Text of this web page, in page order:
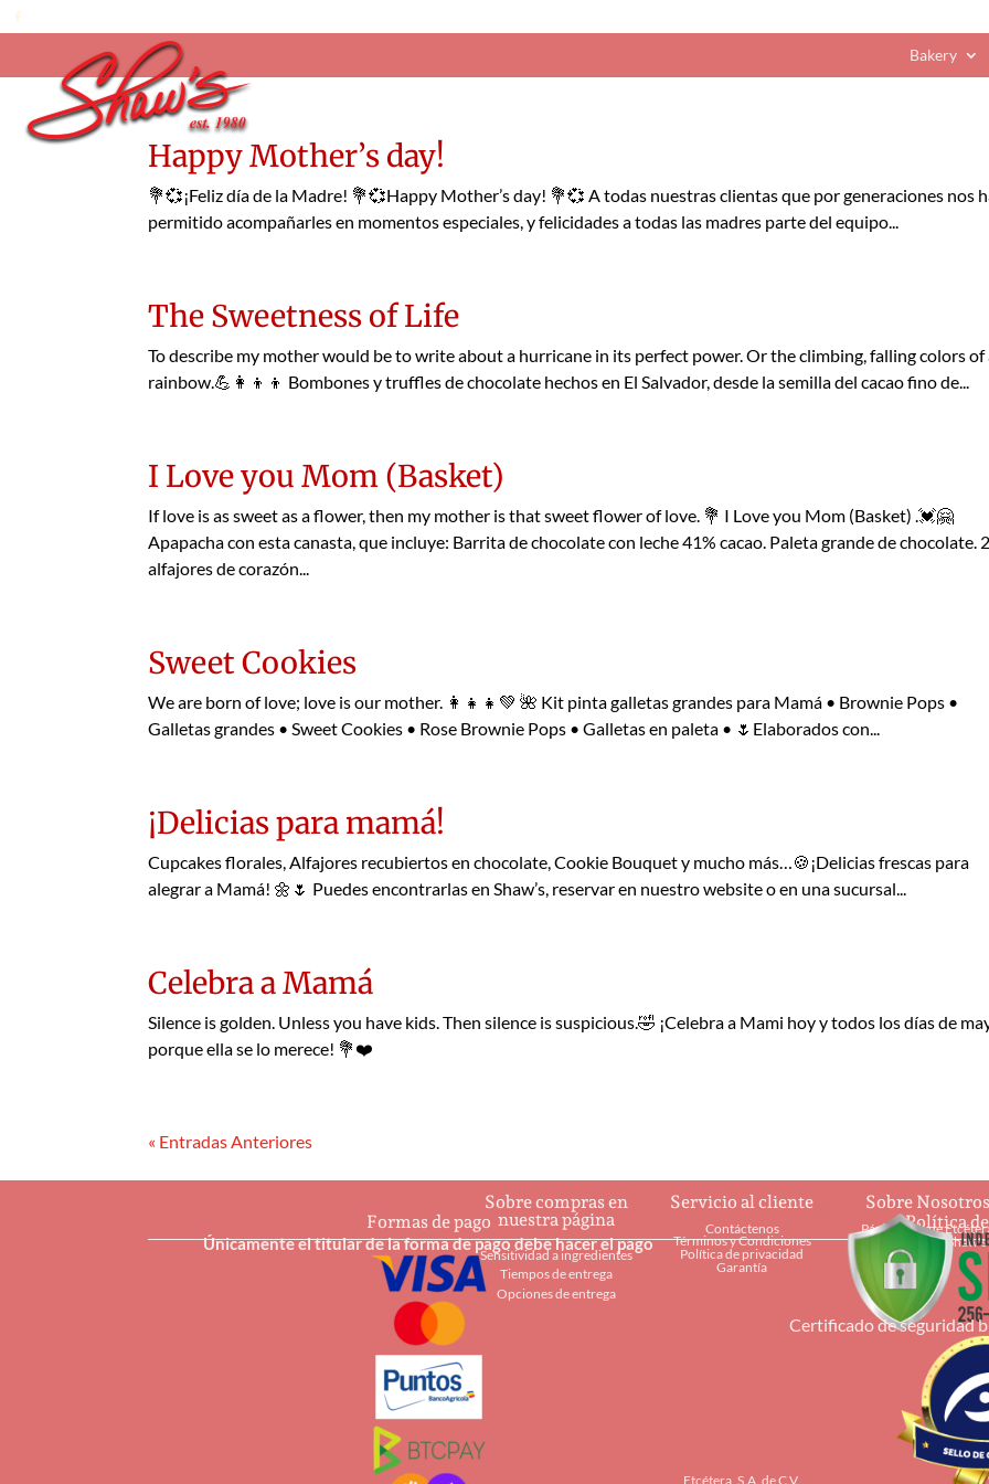
Bakery
Happy Mother’s day!
💐💞¡Feliz día de la Madre! 💐💞Happy Mother’s day! 💐💞 A todas nuestras clientas que por generaciones nos
permitido acompañarles en momentos especiales, y felicidades a todas las madres parte del equipo...
The Sweetness of Life
To describe my mother would be to write about a hurricane in its perfect power. Or the climbing, falling colors of
rainbow.💪👩‍👦‍👦 Bombones y truffles de chocolate hechos en El Salvador, desde la semilla del cacao fino de...
I Love you Mom (Basket)
If love is as sweet as a flower, then my mother is that sweet flower of love. 💐 I Love you Mom (Basket) .💓🤗
Apapacha con esta canasta, que incluye: Barrita de chocolate con leche 41% cacao. Paleta grande de chocolate.
alfajores de corazón...
Sweet Cookies
We are born of love; love is our mother. 👩‍👧‍👧💚 🌺 Kit pinta galletas grandes para Mamá • Brownie Pops •
Galletas grandes • Sweet Cookies • Rose Brownie Pops • Galletas en paleta • 🌷Elaborados con...
¡Delicias para mamá!
Cupcakes florales, Alfajores recubiertos en chocolate, Cookie Bouquet y mucho más…🍪¡Delicias frescas para
alegrar a Mamá! 🌼🌷 Puedes encontrarlas en Shaw’s, reservar en nuestro website o en una sucursal...
Celebra a Mamá
Silence is golden. Unless you have kids. Then silence is suspicious.🤣 ¡Celebra a Mami hoy y todos los días de
porque ella se lo merece! 💐❤️
« Entradas Anteriores
Sobre compras en
nuestra página
Sensitividad a ingredientes
Tiempos de entrega
Opciones de entrega
Servicio al cliente
Contáctenos
Términos y Condiciones
Política de privacidad
Garantía
Sobre Nosotros
Página web de
Restaurantes Shaw's
Formas de pago
Únicamente el titular de la forma de pago debe hacer el pago
Política
Certificado de seguridad
Etcétera, S.A. de C.V.